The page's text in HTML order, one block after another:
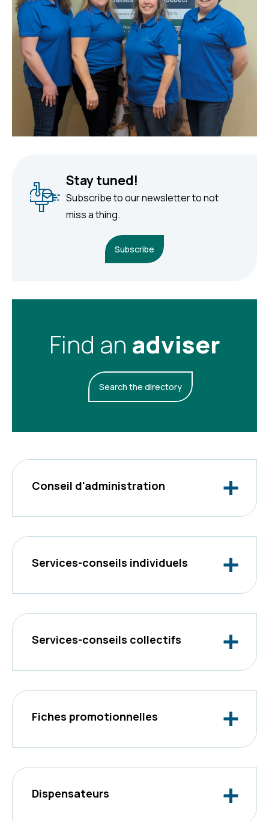
Stay tuned!
Subscribe to our newsletter to not
miss a thing.
Subscribe
Find an adviser
Search the directory
Conseil d'administration
Services-conseils individuels
Services-conseils collectifs
Fiches promotionnelles
Dispensateurs